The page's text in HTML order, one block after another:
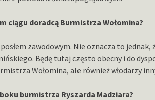
ciągu doradcą Burmistrza Wołomina?
zawodowym. Nie oznacza to jednak,
Będę tutaj często obecny i do
Wołomina, ale również włodarzy
burmistrza Ryszarda Madziara?